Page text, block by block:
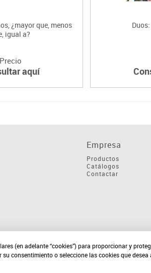
¿mayor que, menos
igual a?
Precio
aquí
Empresa
Productos
Catálogos
Contactar
(en adelante “cookies”) para proporcionar y
consentimiento o seleccione las cookies que